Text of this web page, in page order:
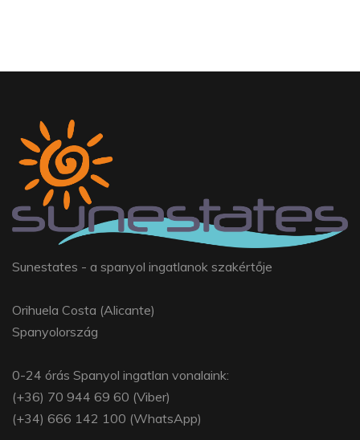
Sunestates - a spanyol ingatlanok szakértője
Orihuela Costa (Alicante)
Spanyolország
0-24 órás Spanyol ingatlan vonalaink:
(+36) 70 944 69 60 (Viber)
(+34) 666 142 100 (WhatsApp)